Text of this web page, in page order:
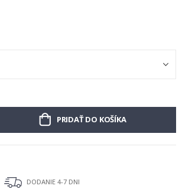
PRIDAŤ DO KOŠÍKA
DODANIE 4-7 DNI